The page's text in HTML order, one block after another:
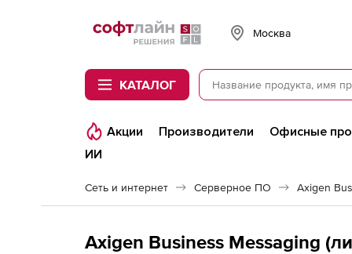
Softline
Москва
КАТАЛОГ
Акции Производители Офисные
ИИ
Сеть и интернет Серверное ПО Axigen
Axigen Business Messaging